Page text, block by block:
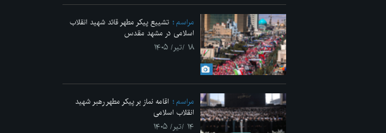
مراسم
تشییع پیکر مطهر قائد شهید انقلاب
اسلامی در مشهد مقدس
۱۸ /تیر/ ۱۴۰۵
مراسم
اقامه نماز بر پیکر مطهر رهبر شهید
انقلاب اسلامی
۱۴ /تیر/ ۱۴۰۵